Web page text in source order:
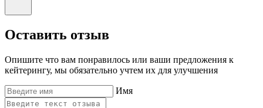
Оставить отзыв
Опишите что вам понравилось или ваши предложения к
кейтерингу, мы обязательно учтем их для улучшения
Имя